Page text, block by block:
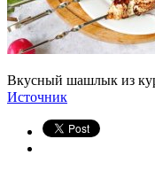
Вкусный шашлык из
Источник